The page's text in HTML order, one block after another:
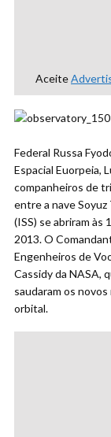
Aceite
Federal Russa
Espacial Euorpeia,
companheiros de
entre a nave
(ISS) se abriram às
2013. O
Engenheiros de
Cassidy da NASA,
saudaram os
orbital.